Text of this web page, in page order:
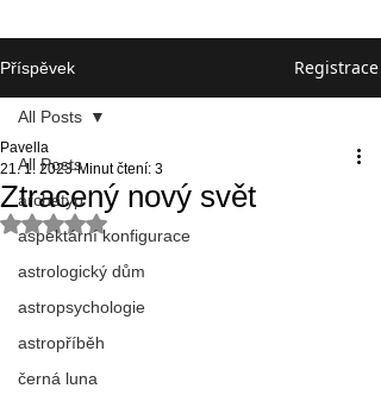
Příspěvek Registrace
All Posts
archetyp
aspektární konfigurace
astrologický dům
astropsychologie
astropříběh
černá luna
All Posts
Ztracený nový svět
Pavella
21. 1. 2023 Minut čtení: 3
Hodnoceno NaN z 5 hvězdiček.